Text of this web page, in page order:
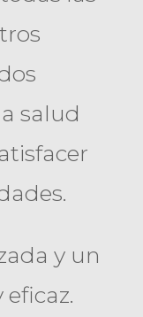
salud
y un